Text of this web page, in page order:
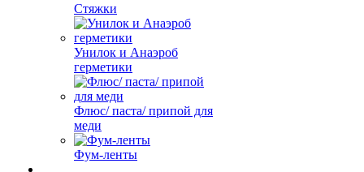
Стяжки
Унилок и Анаэроб
герметики
Флюс/ паста/ припой для
меди
Фум-ленты